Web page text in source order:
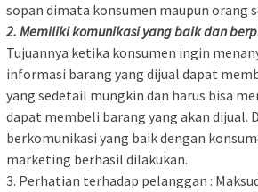
sopan dimata konsumen maupun orang
2. Memiliki komunikasi yang baik dan
Tujuannya ketika konsumen ingin
informasi barang yang dijual dapat
yang sedetail mungkin dan harus bisa
dapat membeli barang yang akan dijual.
berkomunikasi yang baik dengan
marketing berhasil dilakukan.
3. Perhatian terhadap pelanggan :